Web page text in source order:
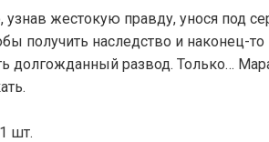
узнав жестокую правду, унося под
получить наследство и наконец-
долгожданный развод. Только…
шт.